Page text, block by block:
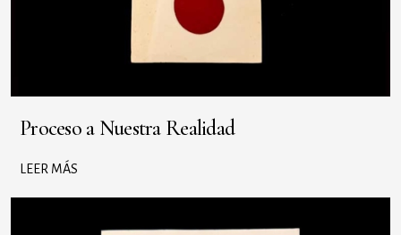
Proceso a Nuestra Realidad
LEER MÁS